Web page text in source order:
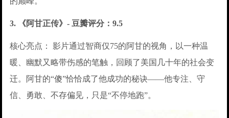
3. 《阿甘正传》- 豆瓣评分：9.5
核心亮点： 影片通过智商仅75的阿甘的视角，以一种温
暖、幽默又略带伤感的笔触，回顾了美国几十年的社会变
迁。阿甘的“傻”恰恰成了他成功的秘诀——他专注、守
信、勇敢、不存偏见，只是“不停地跑”。